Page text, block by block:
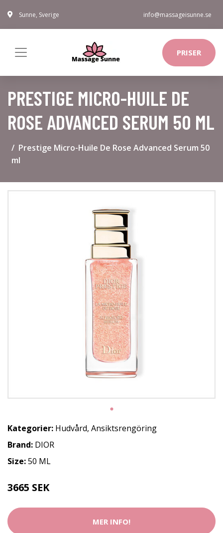
Sunne, Sverige info@massageisunne.se
PRISER
PRESTIGE MICRO-HUILE DE
ROSE ADVANCED SERUM 50 ML
Prestige Micro-Huile De Rose Advanced Serum 50
ml
Kategorier: Hudvård, Ansiktsrengöring
Brand: DIOR
Size:50 ML
3665 SEK
MER INFO!